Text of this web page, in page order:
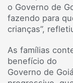
o Governo de
fazendo para
crianças”,
As famílias
benefício do
Governo de